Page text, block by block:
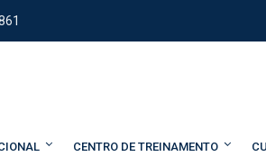
CENTRO DE TREINAMENTO